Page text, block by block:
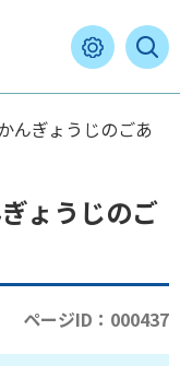
んぎょうじのごあ
ょうじのご
ページID：000437